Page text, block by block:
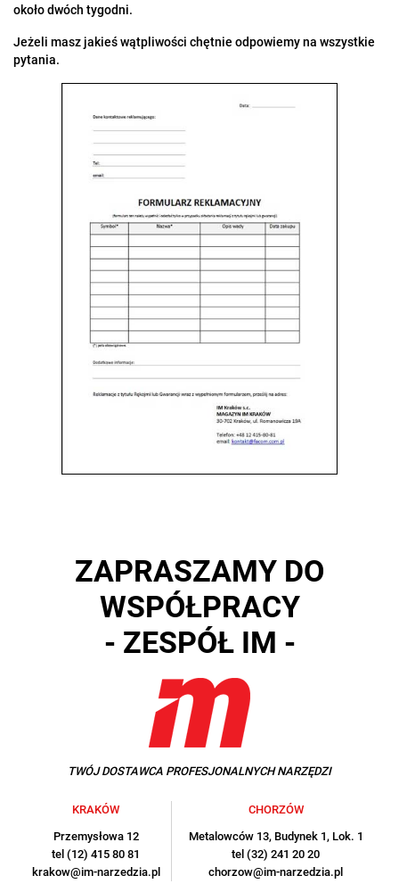
około dwóch tygodni.
Jeżeli masz jakieś wątpliwości chętnie odpowiemy na wszystkie
pytania.
ZAPRASZAMY DO
WSPÓŁPRACY
- ZESPÓŁ IM -
TWÓJ DOSTAWCA PROFESJONALNYCH NARZĘDZI
KRAKÓW
Przemysłowa 12
tel (12) 415 80 81
krakow@im-narzedzia.pl
CHORZÓW
Metalowców 13, Budynek 1, Lok. 1
tel (32) 241 20 20
chorzow@im-narzedzia.pl